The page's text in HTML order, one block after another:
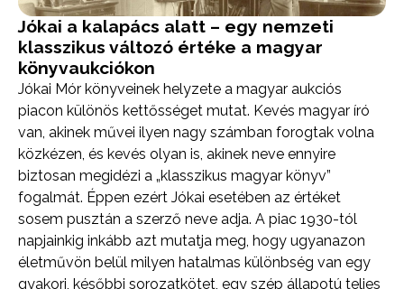
Jókai a kalapács alatt – egy nemzeti
klasszikus változó értéke a magyar
könyvaukciókon
Jókai Mór könyveinek helyzete a magyar aukciós
piacon különös kettősséget mutat. Kevés magyar író
van, akinek művei ilyen nagy számban forogtak volna
közkézen, és kevés olyan is, akinek neve ennyire
biztosan megidézi a „klasszikus magyar könyv”
fogalmát. Éppen ezért Jókai esetében az értéket
sosem pusztán a szerző neve adja. A piac 1930-tól
napjainkig inkább azt mutatja meg, hogy ugyanazon
életművön belül milyen hatalmas különbség van egy
gyakori, későbbi sorozatkötet, egy szép állapotú teljes